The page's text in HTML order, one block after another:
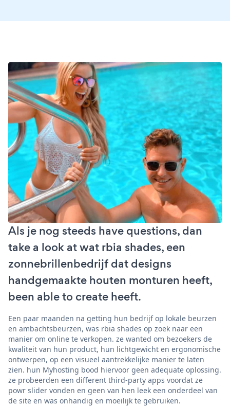
Als je nog steeds have questions, dan
take a look at wat rbia shades, een
zonnebrillenbedrijf dat designs
handgemaakte houten monturen heeft,
been able to create heeft.
Een paar maanden na getting hun bedrijf op lokale beurzen
en ambachtsbeurzen, was rbia shades op zoek naar een
manier om online te verkopen. ze wanted om bezoekers de
kwaliteit van hun product, hun lichtgewicht en ergonomische
ontwerpen, op een visueel aantrekkelijke manier te laten
zien. hun Myhosting bood hiervoor geen adequate oplossing.
ze probeerden een different third-party apps voordat ze
powr slider vonden en geen van hen leek een onderdeel van
de site en was onhandig en moeilijk te gebruiken.